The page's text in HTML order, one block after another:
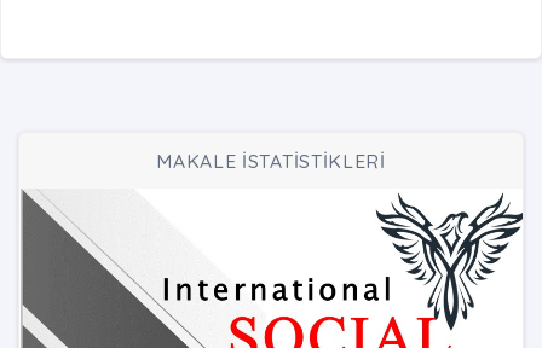
MAKALE İSTATİSTİKLERİ